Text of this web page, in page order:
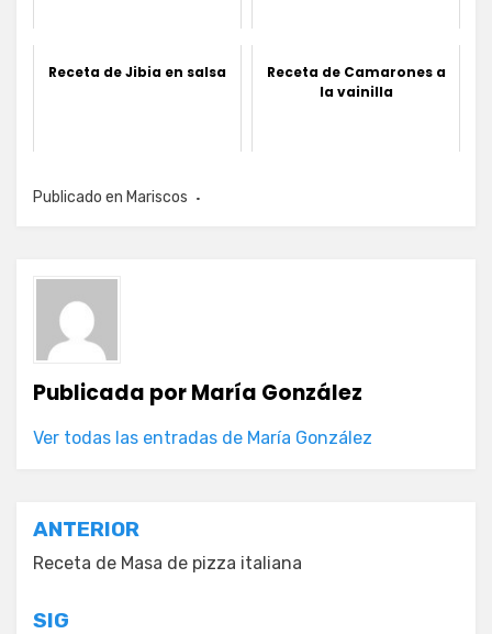
Receta de Jibia en salsa
Receta de Camarones a
la vainilla
Publicado en Mariscos
Publicada porMaría González
Ver todas las entradas de María González
Navegación
de
entradas
ANTERIOR
Receta de Masa de pizza italiana
SIG